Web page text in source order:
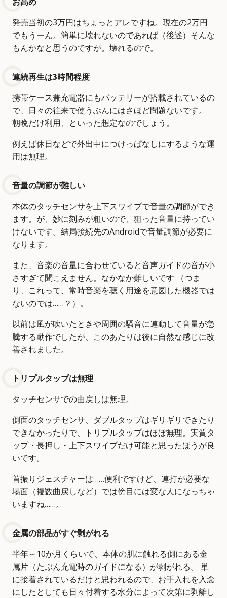
発売当初の3万円はちょっとアレですね。現在の2万円
でもうーん。簡単に壊れないのであれば（後述）そんな
もんかなと思うのですが。壊れるので。
連続再生は3時間程度
携帯ケース兼充電器にもバッテリーが搭載されているの
で、日々の往来で使うぶんにはさほど問題ないです。
朝晩だけ利用、といった想定なのでしょう。
例えば休日などで外出中につけっぱなしにするような運
用は無理。
音量の調節が難しい
本体のタッチセンサを上下スワイプで音量の調節ができ
ます。が、妙に刻みが粗いので、狙った音量に持ってい
けないです。結局接続先のAndroidで音量調節が必要に
なります。
また、音楽の音量に合わせていると音声ガイドの音が小
さすぎて聞こえません。なかなか難しいです （つま
り、これって、常時音楽を聴く用途を意図した機器では
ないのでは……？）。
以前は風が吹いたときや周囲の騒音に連動して音量が急
騰する動作でしたが、このあたりは後に自然な感じに改
善されました。
トリプルタップは無理
タッチセンサでの曲戻しは無理。
側面のタッチセンサ、ダブルタップはギリギリできたり
できなかったりで、トリプルタップはほぼ無理。実質タ
ップ・長押し・上下スワイプだけ可能と思ったほうが良
いです。
首振りジェスチャーは……便利ですけど、連打が必要な
場面（複数曲戻しなど）では傍目には変な人になっちゃ
いますね……。
金属の部品がすぐ剥がれる
半年～10か月くらいで、本体の肌に触れる側にある金
属片（たぶん充電時のガイドになる）が剥がれる。 単
に接着されているだけと思われるので、お手入れを入念
にしたとしても日々付着する水分によって次第に剥離し